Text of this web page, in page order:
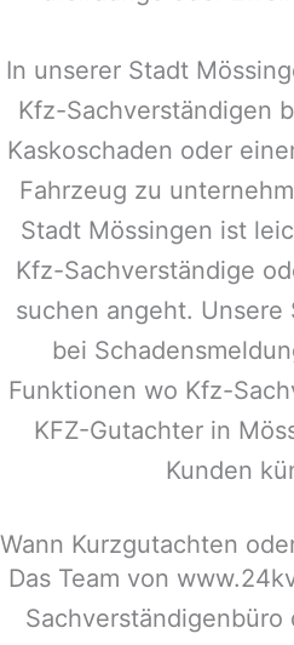
In unserer Stadt
Kfz-Sachverständigen
Kaskoschaden oder
Fahrzeug zu
Stadt Mössingen ist
Kfz-Sachverständige
suchen angeht. Unsere
bei
Funktionen wo Kfz-
KFZ-Gutachter in
Kunden
Wann Kurzgutachten
Das Team von